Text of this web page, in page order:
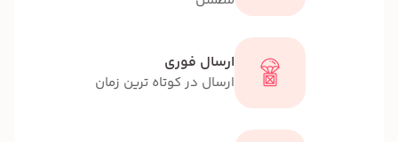
ارسال فوری
ارسال در کوتاه ترین زمان